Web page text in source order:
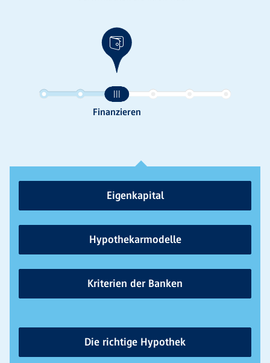
Eigenkapital
Hypothekarmodelle
Kriterien der Banken
Die richtige Hypothek